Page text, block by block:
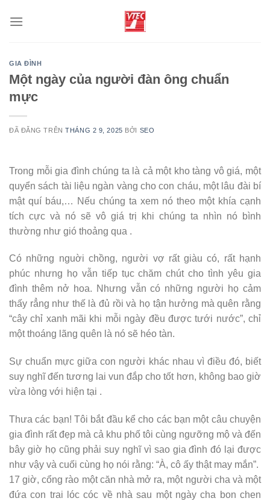
đến
GIA ĐÌNH
Một ngày của người đàn ông chuẩn
mực
ĐÃ ĐĂNG TRÊNTHÁNG 2 9, 2025 BỞI SEO
Trong mỗi gia đình chúng ta là cả một kho tàng vô giá, một
quyển sách tài liệu ngàn vàng cho con cháu, một lâu đài bí
mật quí báu,… Nếu chúng ta xem nó theo một khía cạnh
tích cực và nó sẽ vô giá trị khi chúng ta nhìn nó bình
thường như gió thoảng qua .
Có những nguời chồng, người vợ rất giàu có, rất hạnh
phúc nhưng họ vẫn tiếp tục chăm chút cho tình yêu gia
đình thêm nở hoa. Nhưng vẫn có những người họ cảm
thấy rẳng như thế là đủ rồi và họ tận hưởng mà quên rằng
“cây chỉ xanh mãi khi mỗi ngày đều được tưới nước”, chỉ
một thoáng lãng quên là nó sẽ héo tàn.
Sự chuẩn mực giữa con người khác nhau vì điều đó, biết
suy nghĩ đến tương lai vun đắp cho tốt hơn, không bao giờ
vừa lòng với hiện tại .
Thưa các bạn! Tôi bắt đầu kể cho các bạn một câu chuyện
gia đình rất đẹp mà cả khu phố tôi cùng ngưỡng mộ và đến
bây giờ họ cũng phải suy nghĩ vì sao gia đình đó lại được
như vậy và cuối cùng họ nói rằng: “À, cô ấy thật may mắn”.
17 giờ, cổng rào một căn nhà mở ra, một người cha và một
đứa con trai lóc cóc về nhà sau một ngày cha bon chen